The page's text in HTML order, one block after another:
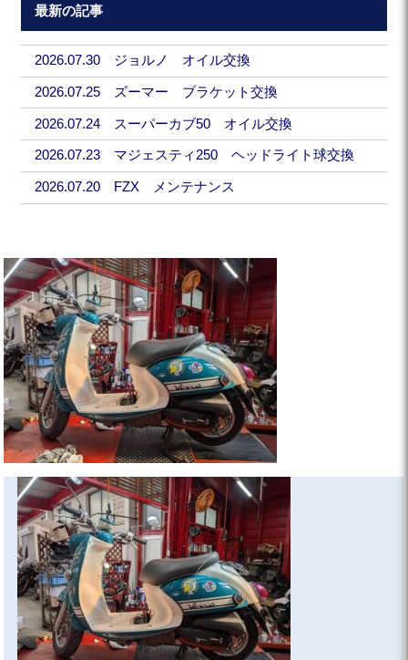
最新の記事
2026.07.30 ジョルノ オイル交換
2026.07.25 ズーマー ブラケット交換
2026.07.24 スーパーカブ50 オイル交換
2026.07.23 マジェスティ250 ヘッドライト球交換
2026.07.20 FZX メンテナンス